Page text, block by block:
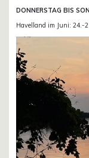
DONNERSTAG BIS
Havelland im Juni: 24.-